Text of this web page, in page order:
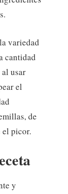
variedad
cantidad
usar
el
de
el picor.
y